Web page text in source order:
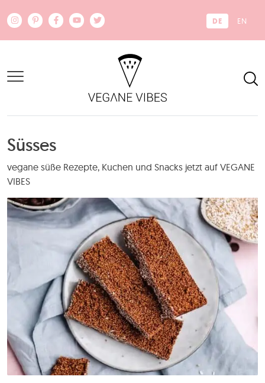
DE EN
Süsses
vegane süße Rezepte, Kuchen und Snacks jetzt auf VEGANE
VIBES